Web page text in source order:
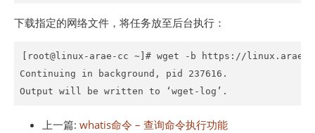
下载指定的网络文件，将任务放至后台执行：
[root@linux-arae-cc ~]# wget -b https://
Continuing in background, pid 237616.
Output will be written to ‘wget-log’.
上一篇: whatis命令 – 查询命令执行功能